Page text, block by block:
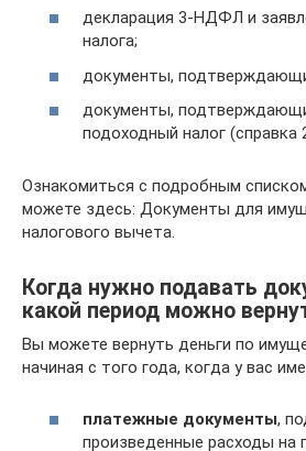
декларация 3-НДФЛ и
налога;
документы,
документы,
подоходный налог
Ознакомиться с подробным
можете здесь: Документы для
налогового вычета.
Когда нужно подавать
какой период можно
Вы можете вернуть деньги по
начиная с того года, когда у вас
платежные документы,
произведенные расходы на